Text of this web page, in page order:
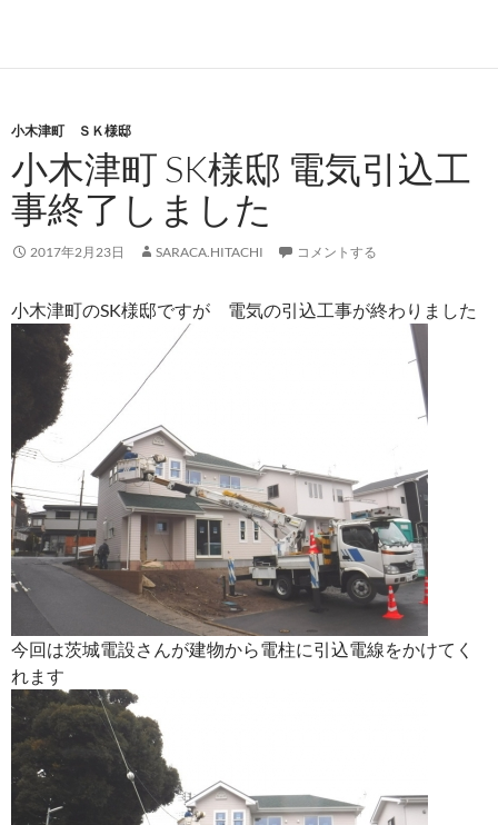
小木津町 ＳＫ様邸
小木津町 SK様邸 電気引込工
事終了しました
2017年2月23日 SARACA.HITACHI コメントする
小木津町のSK様邸ですが 電気の引込工事が終わりました
今回は茨城電設さんが建物から電柱に引込電線をかけてく
れます